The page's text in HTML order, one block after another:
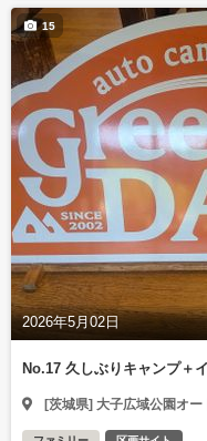
2026年5月02日
15
No.17 久しぶりキャンプ＋
[茨城県] 大子広域公園オ